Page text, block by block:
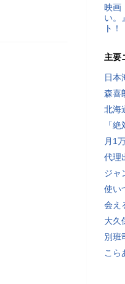
映画
い。
ト！
主要
日本
森喜
北海
「
月1
代理
ジャ
使い
会え
大久
別班
こら